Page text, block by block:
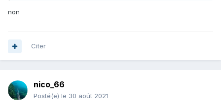
non
Citer
nico_66
Posté(e) le 30 août 2021